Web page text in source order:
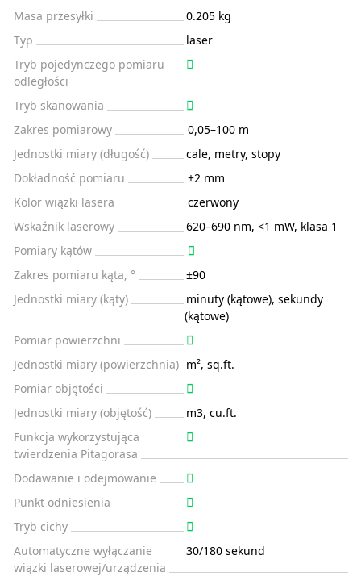
Masa przesyłki
0.205 kg
Typ
laser
Tryb pojedynczego pomiaru
odległości
Tryb skanowania
Zakres pomiarowy
0,05–100 m
Jednostki miary (długość)
cale, metry, stopy
Dokładność pomiaru
±2 mm
Kolor wiązki lasera
czerwony
Wskaźnik laserowy
620–690 nm, <1 mW, klasa 1
Pomiary kątów
Zakres pomiaru kąta, °
±90
Jednostki miary (kąty)
minuty (kątowe), sekundy
(kątowe)
Pomiar powierzchni
Jednostki miary (powierzchnia) m², sq.ft.
Pomiar objętości
Jednostki miary (objętość)
m3, cu.ft.
Funkcja wykorzystująca
twierdzenia Pitagorasa
Dodawanie i odejmowanie
Punkt odniesienia
Tryb cichy
Automatyczne wyłączanie
wiązki laserowej/urządzenia
30/180 sekund